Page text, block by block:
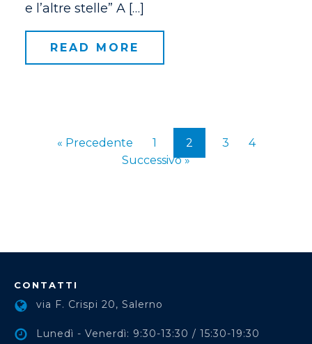
e l’altre stelle” A […]
READ MORE
« Precedente 1 2 3
4
Successivo »
CONTATTI
via F. Crispi 20, Salerno
Lunedì - Venerdì: 9:30-13:30 / 15:30-19:30